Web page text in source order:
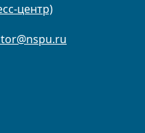
центр)